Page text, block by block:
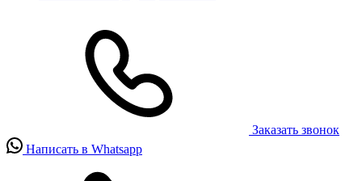
Заказать звонок
Написать в Whatsapp